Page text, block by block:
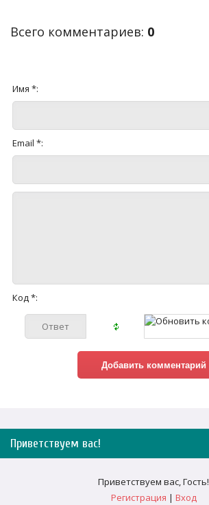
Всего комментариев: 0
Имя *:
Email *:
Код *:
Приветствуем вас!
Приветствуем вас,Гость!
Регистрация | Вход